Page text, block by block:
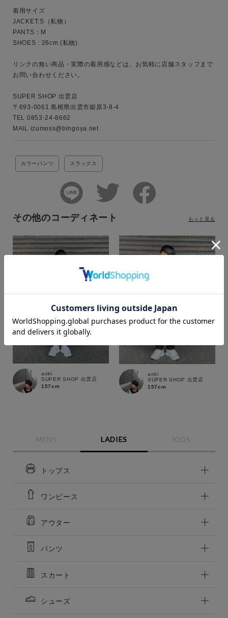
セール価格 WEB限定
在庫
着用サイズ
JACKET:S（私物）
PANTS：M
SHOES : 26cm (私物)
リンクの無い商品・実際の着用感などは、お気軽に店舗スタッフまで
お問い合わせください。
SUPER SHOP 出雲店
〒693-0061 島根県出雲市姫原3-8-4
TEL 0853-24-8662
MAIL izumoss@bingoya.net
カラーパンツ スラックス
その他のコーディネート
aoki
SUPER SHOP 出雲店
157cm
aoki
SUPER SHOP 出雲店
157cm
もっと見る
MENS LADIES KIDS
トップス
ワンピース
アウター
パンツ
スカート
シューズ